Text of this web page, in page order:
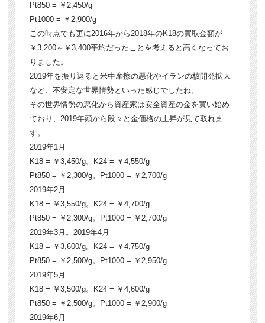
Pt850 = ￥2,450/g
Pt1000 = ￥2,900/g
この時点でも更に2016年から2018年のK18の買取金額が
￥3,200～￥3,400平均だったことを考えると高くなってお
りました。
2019年を振り返ると米中摩擦の悪化やイランの核開発拡大
など、不安定な世界情勢といった感じでしたね。
その世界情勢の悪化から資産家は安全資産の金を買い始め
ており、2019年頭から段々と金価格の上昇が見て取れま
す。
2019年1月
K18 = ￥3,450/g。K24 = ￥4,550/g
Pt850 = ￥2,300/g。Pt1000 = ￥2,700/g
2019年2月
K18 = ￥3,550/g。K24 = ￥4,700/g
Pt850 = ￥2,300/g。Pt1000 = ￥2,700/g
2019年3月。2019年4月
K18 = ￥3,600/g。K24 = ￥4,750/g
Pt850 = ￥2,500/g。Pt1000 = ￥2,950/g
2019年5月
K18 = ￥3,500/g。K24 = ￥4,600/g
Pt850 = ￥2,500/g。Pt1000 = ￥2,900/g
2019年6月